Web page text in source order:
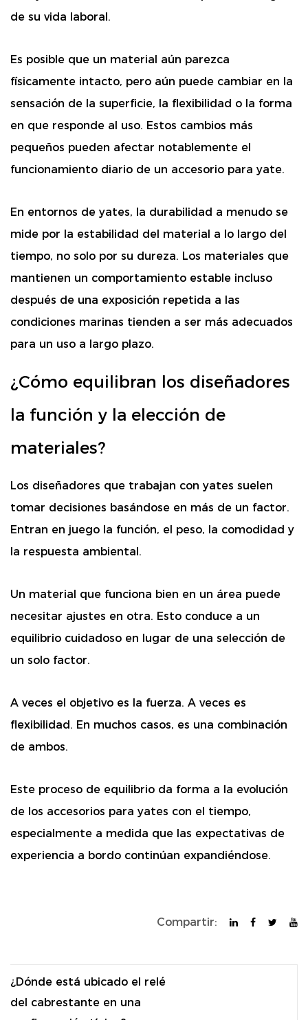
de su vida laboral.
Es posible que un material aún parezca
físicamente intacto, pero aún puede cambiar en la
sensación de la superficie, la flexibilidad o la forma
en que responde al uso. Estos cambios más
pequeños pueden afectar notablemente el
funcionamiento diario de un accesorio para yate.
En entornos de yates, la durabilidad a menudo se
mide por la estabilidad del material a lo largo del
tiempo, no solo por su dureza. Los materiales que
mantienen un comportamiento estable incluso
después de una exposición repetida a las
condiciones marinas tienden a ser más adecuados
para un uso a largo plazo.
¿Cómo equilibran los diseñadores
la función y la elección de
materiales?
Los diseñadores que trabajan con yates suelen
tomar decisiones basándose en más de un factor.
Entran en juego la función, el peso, la comodidad y
la respuesta ambiental.
Un material que funciona bien en un área puede
necesitar ajustes en otra. Esto conduce a un
equilibrio cuidadoso en lugar de una selección de
un solo factor.
A veces el objetivo es la fuerza. A veces es
flexibilidad. En muchos casos, es una combinación
de ambos.
Este proceso de equilibrio da forma a la evolución
de los accesorios para yates con el tiempo,
especialmente a medida que las expectativas de
experiencia a bordo continúan expandiéndose.
Compartir:
¿Dónde está ubicado el relé
del cabrestante en una